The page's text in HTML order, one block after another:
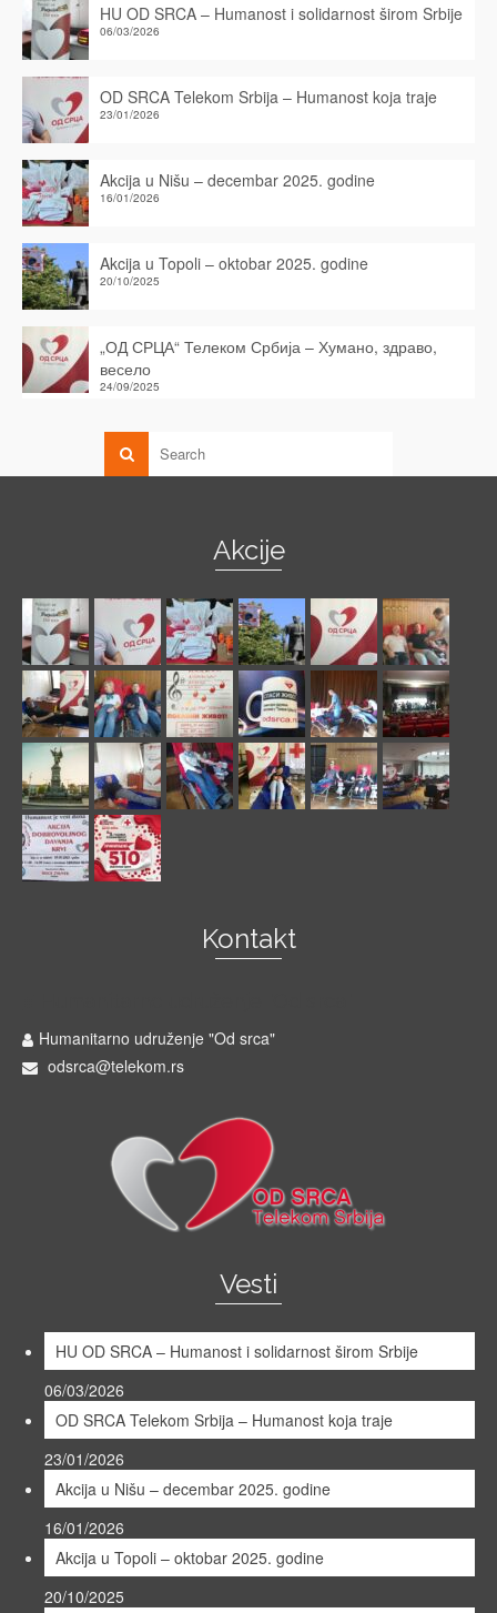
HU OD SRCA – Humanost i solidarnost širom Srbije
06/03/2026
OD SRCA Telekom Srbija – Humanost koja traje
23/01/2026
Akcija u Nišu – decembar 2025. godine
16/01/2026
Akcija u Topoli – oktobar 2025. godine
20/10/2025
„ОД СРЦА“ Телеком Србија – Хумано, здраво,
весело
24/09/2025
Akcije
Kontakt
Humanitarno udruženje "Od srca"
odsrca@telekom.rs
Vesti
HU OD SRCA – Humanost i solidarnost širom Srbije
06/03/2026
OD SRCA Telekom Srbija – Humanost koja traje
23/01/2026
Akcija u Nišu – decembar 2025. godine
16/01/2026
Akcija u Topoli – oktobar 2025. godine
20/10/2025